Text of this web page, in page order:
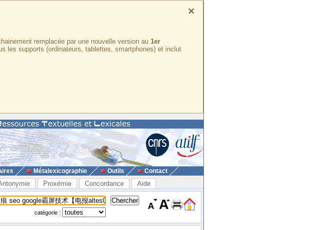
×
remplacée par une nouvelle version au 1er
les supports (ordinateurs, tablettes, smartphones) et inclut
Métalexicographie Outils Contact
Proxémie Concordance Aide
catégorie :